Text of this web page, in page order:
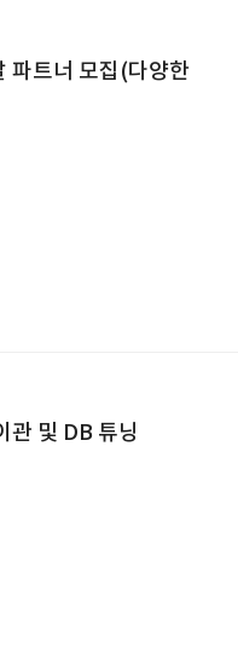
파트너 모집(다양한
관 및 DB 튜닝